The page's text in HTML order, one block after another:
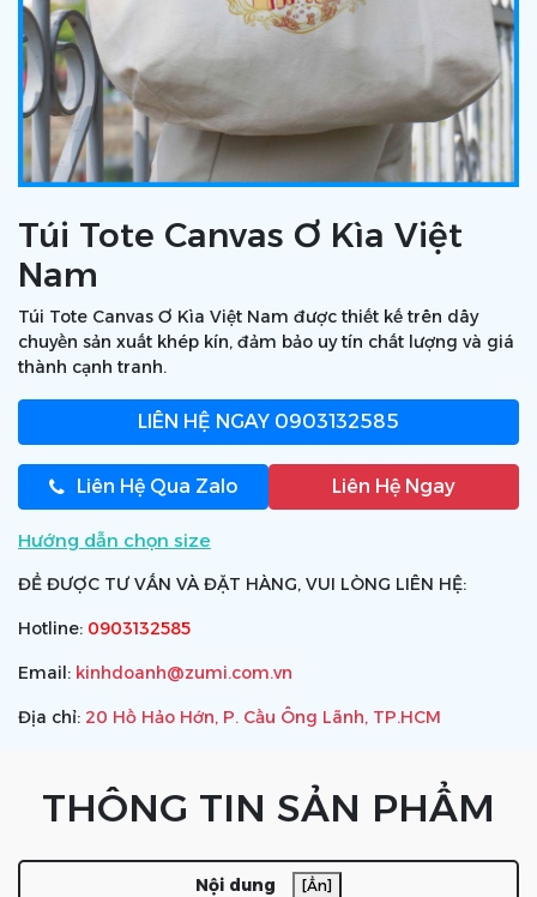
Túi Tote Canvas Ơ Kìa Việt
Nam
Túi Tote Canvas Ơ Kìa Việt Nam được thiết kế trên dây
chuyền sản xuất khép kín, đảm bảo uy tín chất lượng và giá
thành cạnh tranh.
LIÊN HỆ NGAY 0903132585
Liên Hệ Qua Zalo Liên Hệ Ngay
Hướng dẫn chọn size
ĐỂ ĐƯỢC TƯ VẤN VÀ ĐẶT HÀNG, VUI LÒNG LIÊN HỆ:
Hotline: 0903132585
Email: kinhdoanh@zumi.com.vn
Địa chỉ: 20 Hồ Hảo Hớn, P. Cầu Ông Lãnh, TP.HCM
THÔNG TIN SẢN PHẨM
Nội dung [Ẩn]